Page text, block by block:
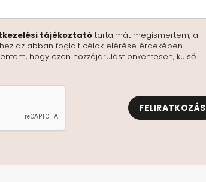
tájékoztatótartalmát megismertem, a
az abban foglalt célok elérése érdekében
hogy ezen hozzájárulást önkéntesen, külső
FELIRATKOZÁS